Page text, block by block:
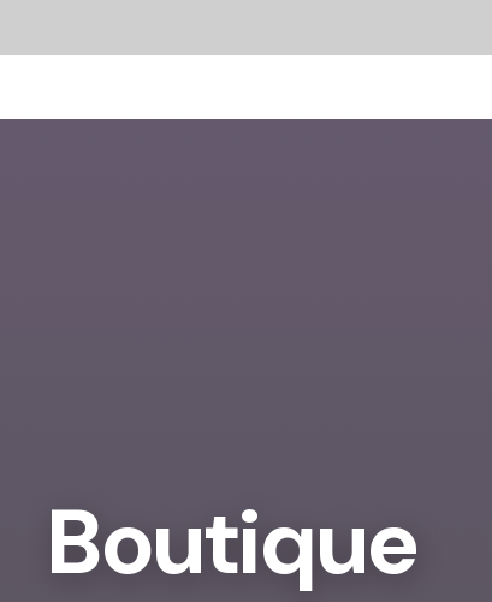
Boutique